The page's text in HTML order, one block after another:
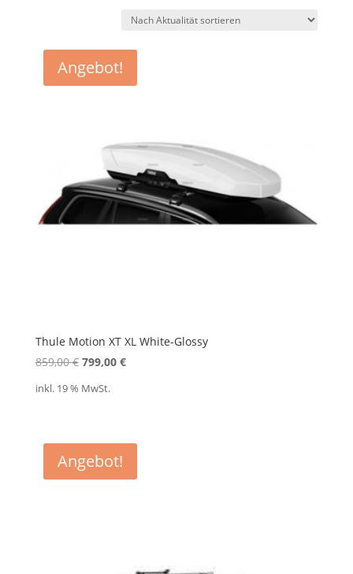
Angebot!
Thule Motion XT XL White-Glossy
859,00€ Ursprünglicher
799,00 €Aktueller
inkl. 19 % MwSt.
Angebot!